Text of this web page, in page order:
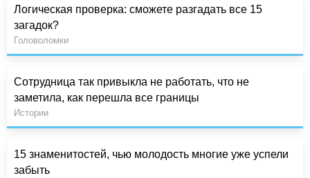
Логическая проверка: сможете разгадать все 15
загадок?
Головоломки
Сотрудница так привыкла не работать, что не
заметила, как перешла все границы
Истории
15 знаменитостей, чью молодость многие уже успели
забыть